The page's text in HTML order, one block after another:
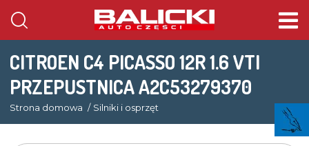
CITROEN C4 PICASSO 12R 1.6 VTI
PRZEPUSTNICA A2C53279370
Strona domowa Silniki i osprzęt